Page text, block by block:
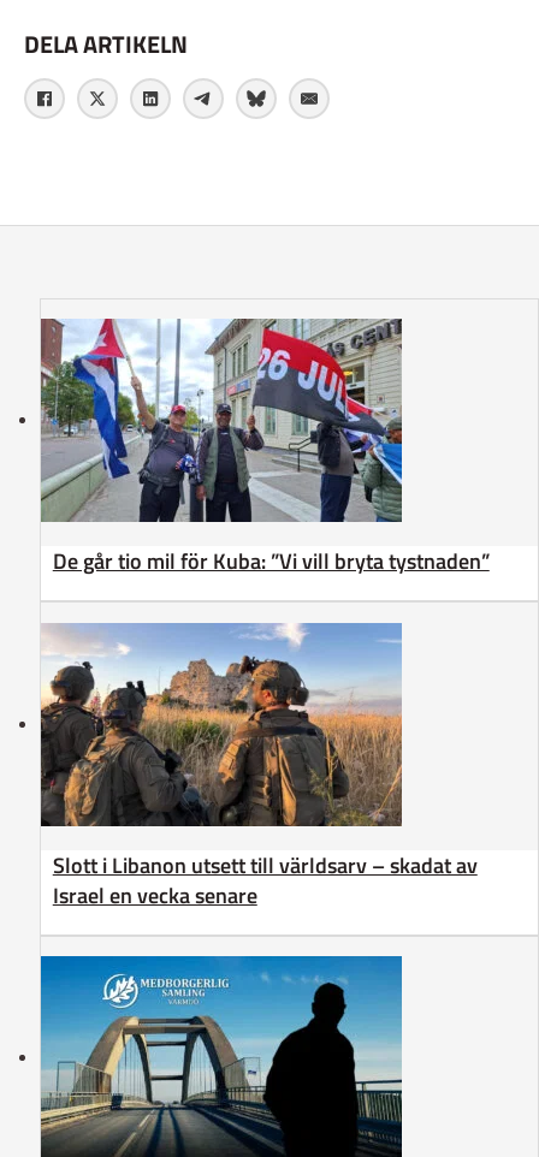
DELA ARTIKELN
De går tio mil för Kuba: ”Vi vill bryta tystnaden”
Slott i Libanon utsett till världsarv – skadat av
Israel en vecka senare